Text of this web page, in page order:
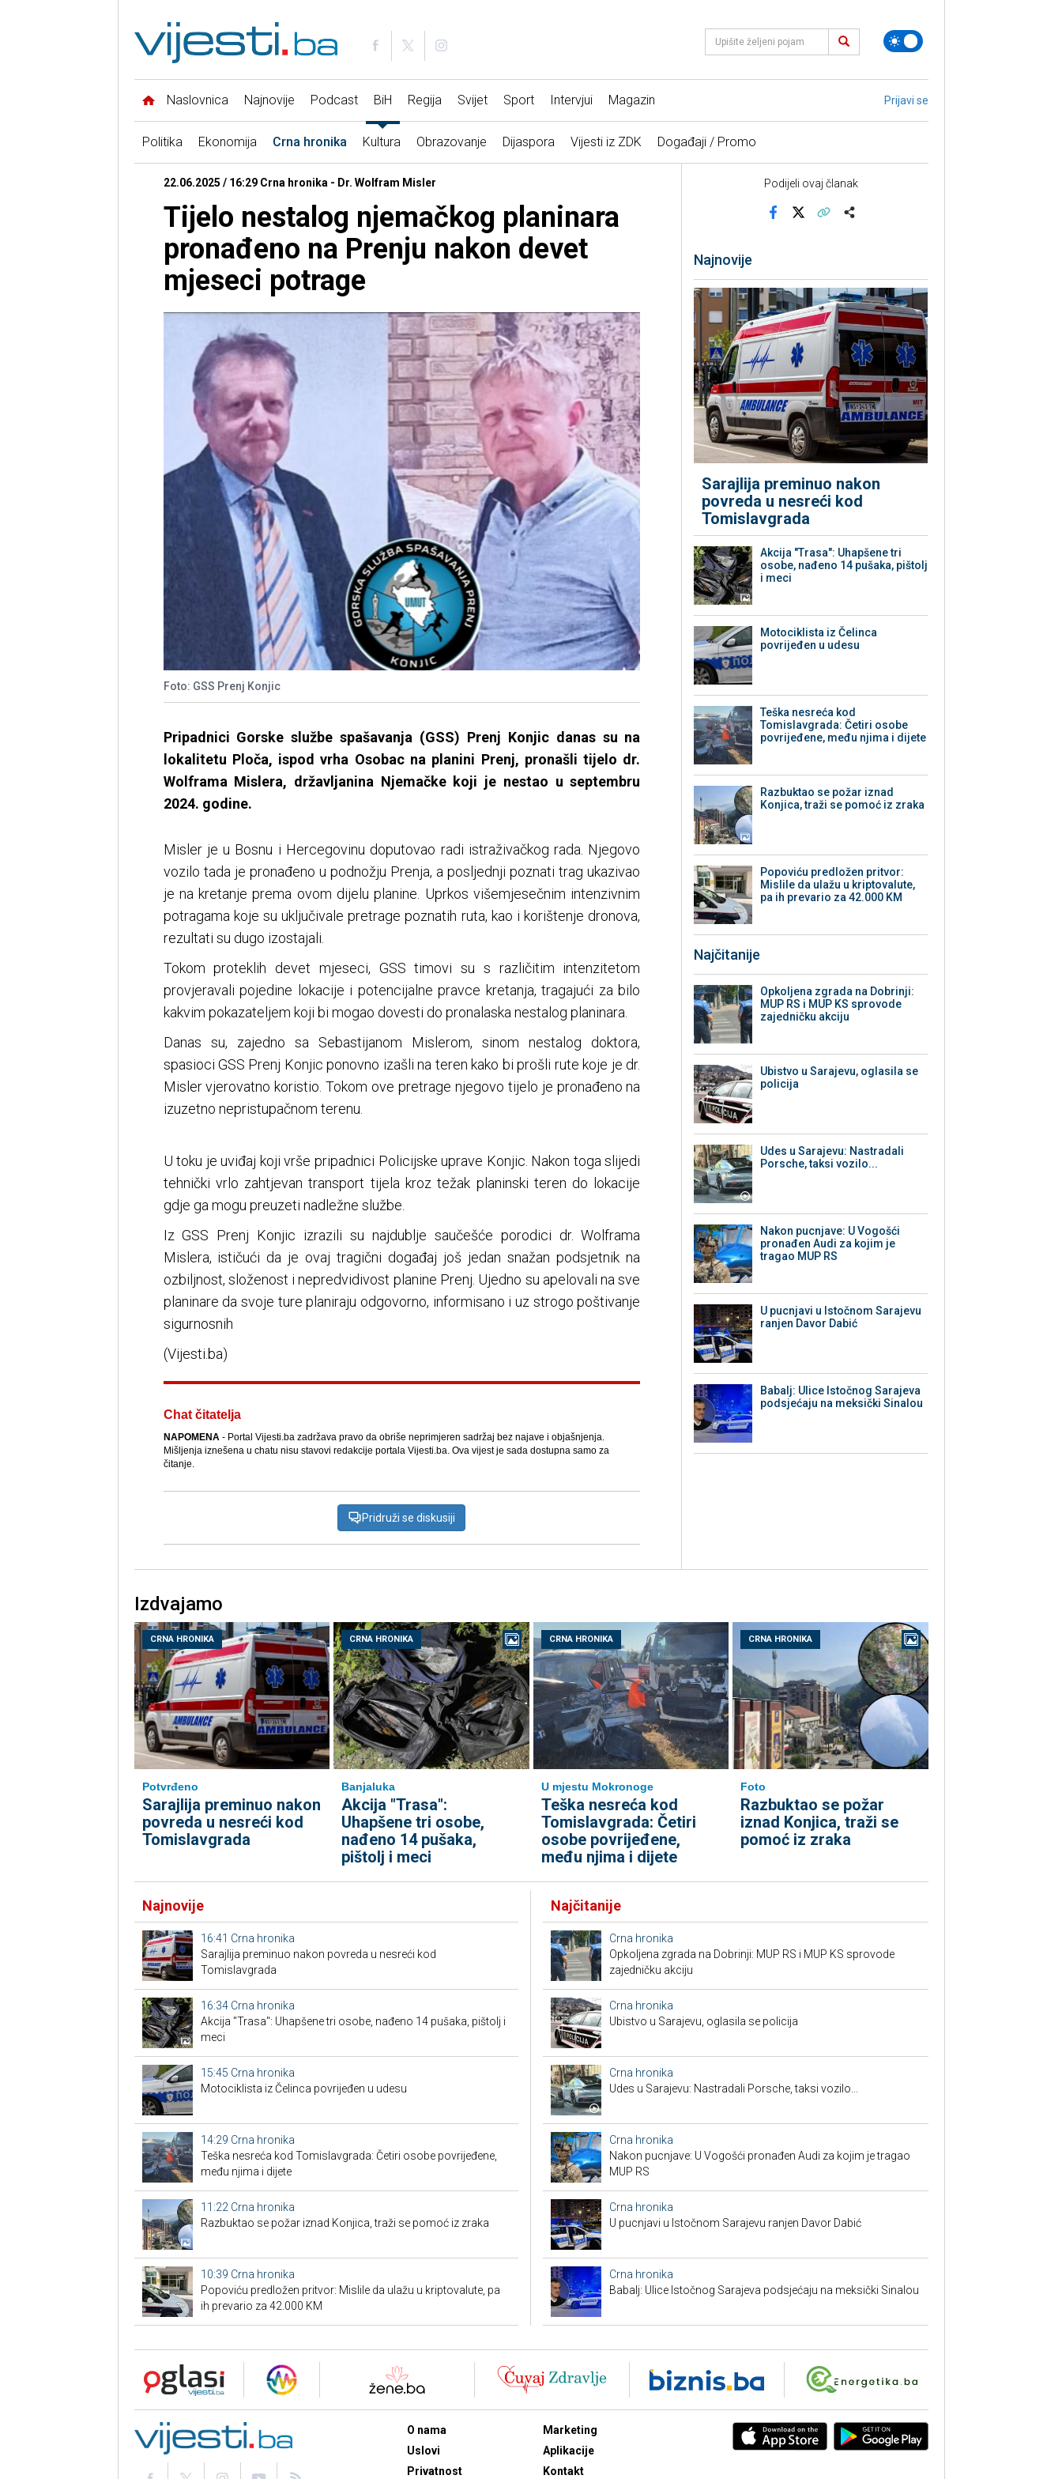
Naslovnica Najnovije Podcast BiH Regija Svijet Sport Intervjui Magazin Prijavi se
Politika Ekonomija Crna hronika Kultura Obrazovanje Dijaspora Vijesti iz ZDK Događaji / Promo
22.06.2025 / 16:29 Crna hronika - Dr. Wolfram Misler
Tijelo nestalog njemačkog planinara
pronađeno na Prenju nakon devet
mjeseci potrage
Foto: GSS Prenj Konjic
Pripadnici Gorske službe spašavanja (GSS) Prenj Konjic danas su na
lokalitetu Ploča, ispod vrha Osobac na planini Prenj, pronašli tijelo dr.
Wolframa Mislera, državljanina Njemačke koji je nestao u septembru
2024. godine.
Misler je u Bosnu i Hercegovinu doputovao radi istraživačkog rada. Njegovo
vozilo tada je pronađeno u podnožju Prenja, a posljednji poznati trag ukazivao
je na kretanje prema ovom dijelu planine. Uprkos višemjesečnim intenzivnim
potragama koje su uključivale pretrage poznatih ruta, kao i korištenje dronova,
rezultati su dugo izostajali.
Tokom proteklih devet mjeseci, GSS timovi su s različitim intenzitetom
provjeravali pojedine lokacije i potencijalne pravce kretanja, tragajući za bilo
kakvim pokazateljem koji bi mogao dovesti do pronalaska nestalog planinara.
Danas su, zajedno sa Sebastijanom Mislerom, sinom nestalog doktora,
spasioci GSS Prenj Konjic ponovno izašli na teren kako bi prošli rute koje je dr.
Misler vjerovatno koristio. Tokom ove pretrage njegovo tijelo je pronađeno na
izuzetno nepristupačnom terenu.
U toku je uviđaj koji vrše pripadnici Policijske uprave Konjic. Nakon toga slijedi
tehnički vrlo zahtjevan transport tijela kroz težak planinski teren do lokacije
gdje ga mogu preuzeti nadležne službe.
Iz GSS Prenj Konjic izrazili su najdublje saučešće porodici dr. Wolframa
Mislera, ističući da je ovaj tragični događaj još jedan snažan podsjetnik na
ozbiljnost, složenost i nepredvidivost planine Prenj. Ujedno su apelovali na sve
planinare da svoje ture planiraju odgovorno, informisano i uz strogo poštivanje
sigurnosnih
(Vijesti.ba)
Chat čitatelja
NAPOMENA- Portal Vijesti.ba zadržava pravo da obriše neprimjeren sadržaj bez najave i objašnjenja.
Mišljenja iznešena u chatu nisu stavovi redakcije portala Vijesti.ba. Ova vijest je sada dostupna samo za
čitanje.
Pridruži se diskusiji
Podijeli ovaj članak
Najnovije
Sarajlija preminuo nakon
povreda u nesreći kod
Tomislavgrada
Akcija "Trasa": Uhapšene tri
osobe, nađeno 14 pušaka, pištolj
i meci
Motociklista iz Čelinca
povrijeđen u udesu
Teška nesreća kod
Tomislavgrada: Četiri osobe
povrijeđene, među njima i dijete
Razbuktao se požar iznad
Konjica, traži se pomoć iz zraka
Popoviću predložen pritvor:
Mislile da ulažu u kriptovalute,
pa ih prevario za 42.000 KM
Najčitanije
Opkoljena zgrada na Dobrinji:
MUP RS i MUP KS sprovode
zajedničku akciju
Ubistvo u Sarajevu, oglasila se
policija
Udes u Sarajevu: Nastradali
Porsche, taksi vozilo...
Nakon pucnjave: U Vogošći
pronađen Audi za kojim je
tragao MUP RS
U pucnjavi u Istočnom Sarajevu
ranjen Davor Dabić
Babalj: Ulice Istočnog Sarajeva
podsjećaju na meksički Sinalou
Izdvajamo
CRNA HRONIKA
Potvrđeno
Sarajlija preminuo nakon
povreda u nesreći kod
Tomislavgrada
CRNA HRONIKA
Banjaluka
Akcija "Trasa":
Uhapšene tri osobe,
nađeno 14 pušaka,
pištolj i meci
CRNA HRONIKA
U mjestu Mokronoge
Teška nesreća kod
Tomislavgrada: Četiri
osobe povrijeđene,
među njima i dijete
CRNA HRONIKA
Foto
Razbuktao se požar
iznad Konjica, traži se
pomoć iz zraka
Najnovije
16:41 Crna hronika
Sarajlija preminuo nakon povreda u nesreći kod
Tomislavgrada
16:34 Crna hronika
Akcija "Trasa": Uhapšene tri osobe, nađeno 14 pušaka, pištolj i
meci
15:45 Crna hronika
Motociklista iz Čelinca povrijeđen u udesu
14:29 Crna hronika
Teška nesreća kod Tomislavgrada: Četiri osobe povrijeđene,
među njima i dijete
11:22 Crna hronika
Razbuktao se požar iznad Konjica, traži se pomoć iz zraka
10:39 Crna hronika
Popoviću predložen pritvor: Mislile da ulažu u kriptovalute, pa
ih prevario za 42.000 KM
Najčitanije
Crna hronika
Opkoljena zgrada na Dobrinji: MUP RS i MUP KS sprovode
zajedničku akciju
Crna hronika
Ubistvo u Sarajevu, oglasila se policija
Crna hronika
Udes u Sarajevu: Nastradali Porsche, taksi vozilo...
Crna hronika
Nakon pucnjave: U Vogošći pronađen Audi za kojim je tragao
MUP RS
Crna hronika
U pucnjavi u Istočnom Sarajevu ranjen Davor Dabić
Crna hronika
Babalj: Ulice Istočnog Sarajeva podsjećaju na meksički Sinalou
O nama
Uslovi
Privatnost
Marketing
Aplikacije
Kontakt